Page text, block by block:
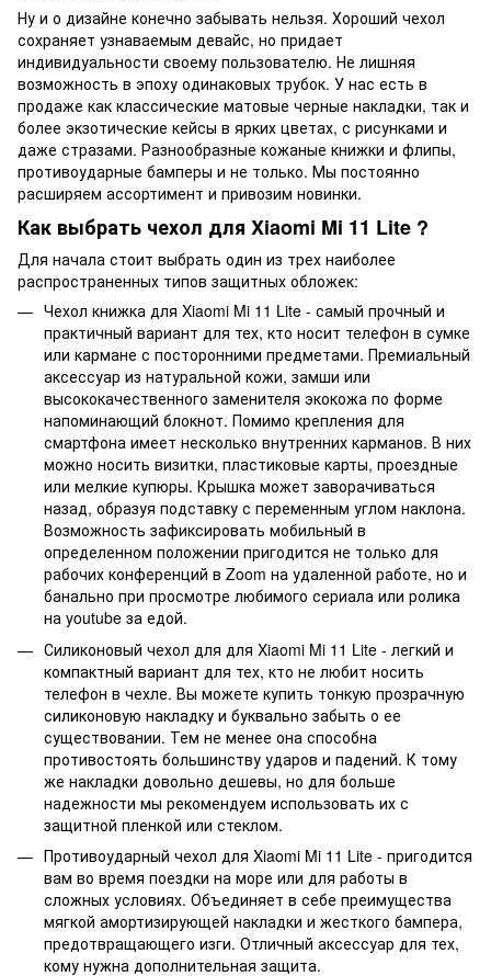
Ну и о дизайне конечно забывать нельзя. Хороший чехол
сохраняет узнаваемым девайс, но придает
индивидуальности своему пользователю. Не лишняя
возможность в эпоху одинаковых трубок. У нас есть в
продаже как классические матовые черные накладки, так и
более экзотические кейсы в ярких цветах, с рисунками и
даже стразами. Разнообразные кожаные книжки и флипы,
противоударные бамперы и не только. Мы постоянно
расширяем ассортимент и привозим новинки.
Как выбрать чехол для Xiaomi Mi 11 Lite ?
Для начала стоит выбрать один из трех наиболее
распространенных типов защитных обложек:
Чехол книжка для Xiaomi Mi 11 Lite - самый прочный и
практичный вариант для тех, кто носит телефон в сумке
или кармане с посторонними предметами. Премиальный
аксессуар из натуральной кожи, замши или
высококачественного заменителя экокожа по форме
напоминающий блокнот. Помимо крепления для
смартфона имеет несколько внутренних карманов. В них
можно носить визитки, пластиковые карты, проездные
или мелкие купюры. Крышка может заворачиваться
назад, образуя подставку с переменным углом наклона.
Возможность зафиксировать мобильный в
определенном положении пригодится не только для
рабочих конференций в Zoom на удаленной работе, но и
банально при просмотре любимого сериала или ролика
на youtube за едой.
Силиконовый чехол для для Xiaomi Mi 11 Lite - легкий и
компактный вариант для тех, кто не любит носить
телефон в чехле. Вы можете купить тонкую прозрачную
силиконовую накладку и буквально забыть о ее
существовании. Тем не менее она способна
противостоять большинству ударов и падений. К тому
же накладки довольно дешевы, но для больше
надежности мы рекомендуем использовать их с
защитной пленкой или стеклом.
Противоударный чехол для Xiaomi Mi 11 Lite - пригодится
вам во время поездки на море или для работы в
сложных условиях. Объединяет в себе преимущества
мягкой амортизирующей накладки и жесткого бампера,
предотвращающего изги. Отличный аксессуар для тех,
кому нужна дополнительная защита.